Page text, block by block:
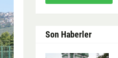
Son Haberler